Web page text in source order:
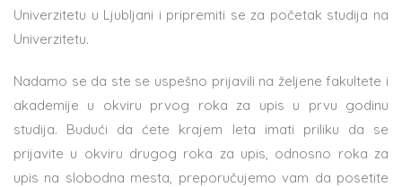
Univerzitetu u Ljubljani i pripremiti se za početak studija na
Univerzitetu.
Nadamo se da ste se uspešno prijavili na željene fakultete i
akademije u okviru prvog roka za upis u prvu godinu
studija. Budući da ćete krajem leta imati priliku da se
prijavite u okviru drugog roka za upis, odnosno roka za
upis na slobodna mesta, preporučujemo vam da posetite